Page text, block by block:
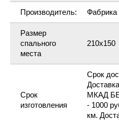
Производитель: Фабрика
Размер
спального
места
210х150
Срок
изготовления
Срок
МКАД
- 1000
км.